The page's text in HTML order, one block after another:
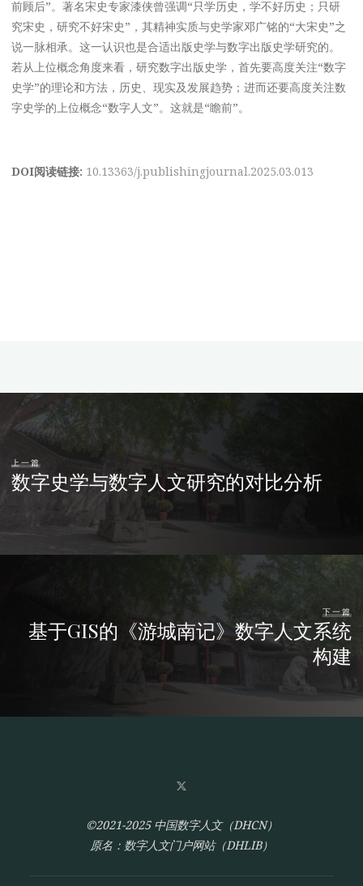
前顾后”。著名宋史专家漆侠曾强调“只学历史，学不好历史；只研
究宋史，研究不好宋史”，其精神实质与史学家邓广铭的“大宋史”之
说一脉相承。这一认识也是合适出版史学与数字出版史学研究的。
若从上位概念角度来看，研究数字出版史学，首先要高度关注“数字
史学”的理论和方法，历史、现实及发展趋势；进而还要高度关注数
字史学的上位概念“数字人文”。这就是“瞻前”。
DOI阅读链接: 10.13363/j.publishingjournal.2025.03.013
上一篇
数字史学与数字人文研究的对比分析
下一篇
基于GIS的《游城南记》数字人文系统
构建
©2021-2025 中国数字人文（DHCN）
原名：数字人文门户网站（DHLIB）